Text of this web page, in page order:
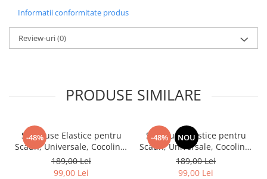
Informatii conformitate produs
Review-uri(0)
PRODUSE SIMILARE
-48%
Set, Huse Elastice pentru
Scaun, Universale, Cocolino,
6 buc. Maro
189,00 Lei
99,00 Lei
-48% NOU
Set, Huse Elastice pentru
Scaun, Universale, Cocolino,
6 buc, Gri Descchis
189,00 Lei
99,00 Lei